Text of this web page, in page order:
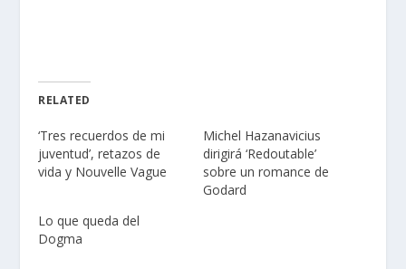
RELATED
‘Tres recuerdos de mi
juventud’, retazos de
vida y Nouvelle Vague
Michel Hazanavicius
dirigirá ‘Redoutable’
sobre un romance de
Godard
Lo que queda del
Dogma